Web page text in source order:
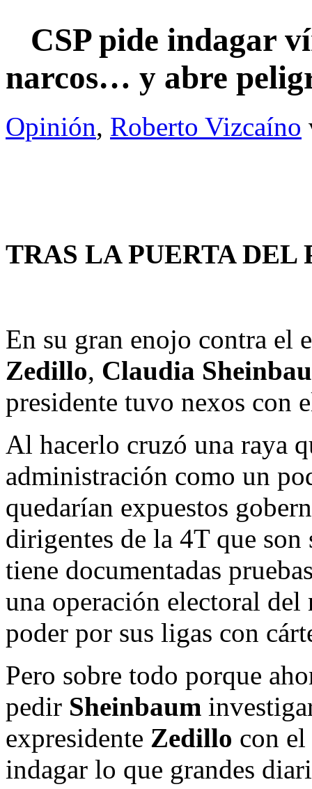
CSP pide indagar
narcos… y abre
Opinión, Roberto Vizcaíno
TRAS LA PUERTA DEL
En su gran enojo contra el
Zedillo, Claudia
presidente tuvo nexos con
Al hacerlo cruzó una raya
administración como un
quedarían expuestos
dirigentes de la 4T que son
tiene documentadas
una operación electoral del
poder por sus ligas con
Pero sobre todo porque
pedir Sheinbaum
expresidente Zedillo con el
indagar lo que grandes